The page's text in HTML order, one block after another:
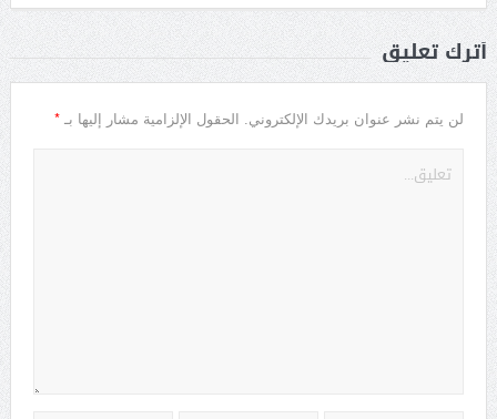
أترك تعليق
لن يتم نشر عنوان بريدك الإلكتروني. الحقول الإلزامية مشار إليها بـ *